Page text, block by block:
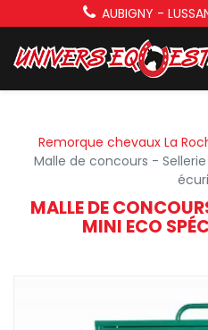
AUBIGNY -
Remorque chevaux La
Malle de concours -
MALLE DE
MINI ECO
Panneau de gestion des cookies